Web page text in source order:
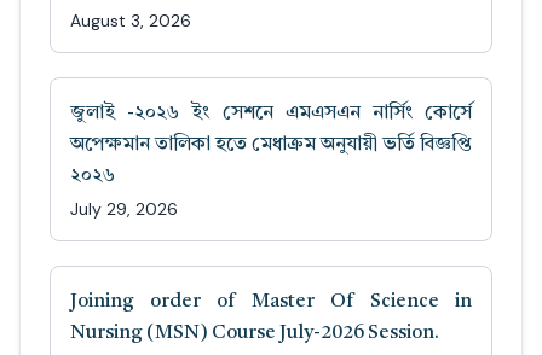
August 3, 2026
জুলাই -২০২৬ ইং সেশনে এমএসএন নার্সিং কোর্সে
অপেক্ষমান তালিকা হতে মেধাক্রম অনুযায়ী ভর্তি বিজ্ঞপ্তি
২০২৬
July 29, 2026
Joining order of Master Of Science in
Nursing (MSN) Course July-2026 Session.